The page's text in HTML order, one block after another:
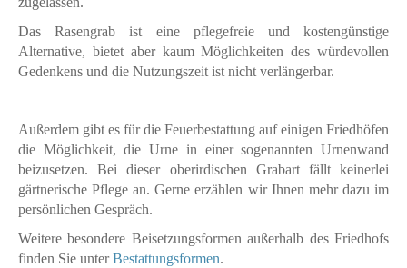
Das Rasengrab ist eine pflegefreie und kostengünstige
Alternative, bietet aber kaum Möglichkeiten des würdevollen
Gedenkens und die Nutzungszeit ist nicht verlängerbar.
Außerdem gibt es für die Feuerbestattung auf einigen Friedhöfen
die Möglichkeit, die Urne in einer sogenannten Urnenwand
beizusetzen. Bei dieser oberirdischen Grabart fällt keinerlei
gärtnerische Pflege an. Gerne erzählen wir Ihnen mehr dazu im
persönlichen Gespräch.
Weitere besondere Beisetzungsformen außerhalb des Friedhofs
finden Sie unterBestattungsformen.